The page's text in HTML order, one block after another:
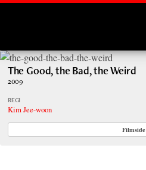
The Good, the Bad, the Weird
2009
REGI
Kim Jee-woon
Filmside